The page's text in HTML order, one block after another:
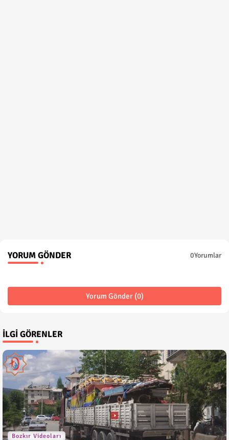
YORUM GÖNDER 0Yorumlar
Yorum Gönder (0)
İLGI GÖRENLER
Bozkır Videoları